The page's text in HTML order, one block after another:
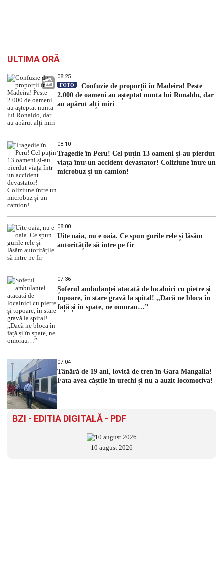
ULTIMA ORĂ
08:25
FOTO
Confuzie de proporții în Madeira! Peste
2.000 de oameni au așteptat nunta lui Ronaldo, dar
au apărut alți miri
08:10
Tragedie în Peru! Cel puțin 13 oameni și-au pierdut
viața într-un accident devastator! Coliziune între un
microbuz și un camion!
08:00
Uite oaia, nu e oaia. Ce spun gurile rele și lăsăm
autoritățile să intre pe fir
07:36
Șoferul ambulanței atacată de localnici cu pietre și
topoare, în stare gravă la spital! ,,Dacă ne bloca în
față și în spate, ne omorau…”
07:04
Tânără de 19 ani, lovită de tren în Gara Mangalia!
Fata avea căștile în urechi și nu a auzit locomotiva!
BZI - EDITIA DIGITALĂ - PDF
10 august 2026